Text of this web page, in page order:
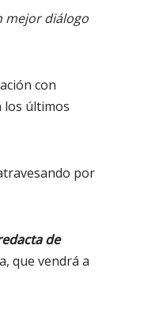
mejor diálogo
con
los últimos
por
de
que vendrá a